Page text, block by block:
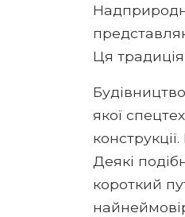
Ця традиція
якої
Деякі
короткий